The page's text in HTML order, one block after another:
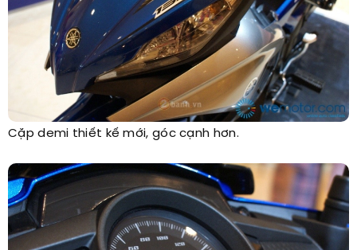
Cặp demi thiết kế mới, góc cạnh hơn.